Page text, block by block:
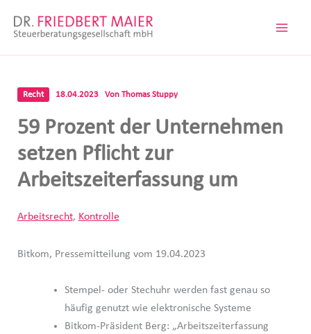
Inhalt
Recht 18.04.2023 Von Thomas Stuppy
59 Prozent der Unternehmen
setzen Pflicht zur
Arbeitszeiterfassung um
Arbeitsrecht, Kontrolle
Bitkom, Pressemitteilung vom 19.04.2023
Stempel- oder Stechuhr werden fast genau so
häufig genutzt wie elektronische Systeme
Bitkom-Präsident Berg: „Arbeitszeiterfassung